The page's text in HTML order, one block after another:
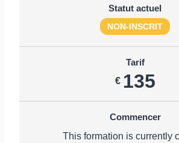
Statut actuel
NON-INSCRIT
Tarif
€ 135
Commencer
This formation is currently